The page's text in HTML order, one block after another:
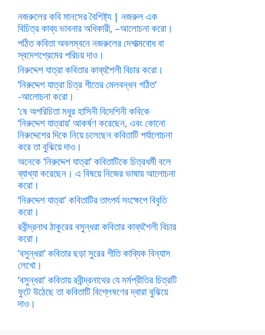
নজরুলের কবি মানসের বৈশিষ্ট্য | নজরুল এক
বিচিত্র কাব্য ভাবনার অধিকারী, –আলোচনা করো।
পঠিত কবিতা অবলম্বনে নজরুলের দেশাত্মবোধ বা
স্বদেশপ্রেমের পরিচয় দাও।
নিরুদ্দেশ যাত্রা কবিতার কাব্যশৈলী বিচার করো।
‘নিরুদ্দেশ যাত্রা চিত্র গীতের মেলবন্ধন গঠিত’
-আলোচনা করো।
‘ষে অপরিচিতা মধুর হাসিনী বিদেশিনী কবিকে
‘নিরুদ্দেশ যাত্রায়’ আকর্ষণ করেছেন, এবং কোনো
নিরুদ্দেশের দিকে নিয়ে চলেছেন কবিতাটি পর্যালোচনা
করে তা বুঝিয়ে দাও।
অনেকে ‘নিরুদ্দেশ যাত্রা’ কবিতাটিকে চিত্রধর্মী বলে
ব্যাখ্যা করেছেন। এ বিষয়ে নিজের ভাষায় আলোচনা
করো।
‘নিরুদ্দেশ যাত্রা’ কবিতাটির তাৎপর্য সংক্ষেপে বিবৃতি
করো।
রবীন্দ্রনাথ ঠাকুরের বসুন্ধরা কবিতার কাব্যশৈলী বিচার
করো।
‘বসুন্ধরা’ কবিতার ছড়া সুরের গীতি কাব্যিক বিন্যাস
লেখো।
‘বসুন্ধরা’ কবিতায় রবীন্দ্রনাথের যে মর্মপ্রীতির চিত্রটি
ফুটে উঠেছে তা কবিতাটি বিশ্লেষণের দ্বারা বুঝিয়ে
দাও।